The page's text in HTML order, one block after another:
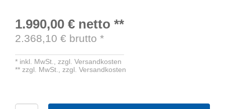
1.990,00 € netto **
2.368,10 € brutto *
* inkl. MwSt., zzgl. Versandkosten
** zzgl. MwSt., zzgl. Versandkosten